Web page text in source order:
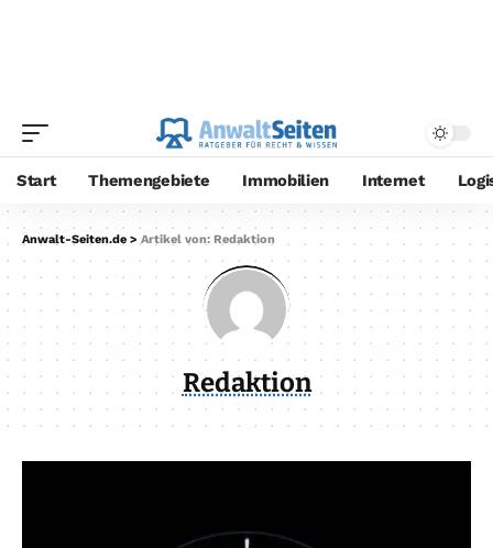
Start Themengebiete Immobilien Internet
Anwalt-Seiten.de > Artikel von: Redaktion
Redaktion